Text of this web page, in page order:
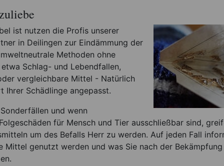
ist nutzen die Profis unserer
in Deilingen zur Eindämmung der
Methoden ohne
Schlag- und Lebendfallen,
vergleichbare Mittel - Natürlich
Ihrer Schädlinge angepasst.
und wenn
für Mensch und Tier ausschließbar sind,
um des Befalls Herr zu werden. Auf jeden Fall
Mittel genutzt werden und was Sie nach der